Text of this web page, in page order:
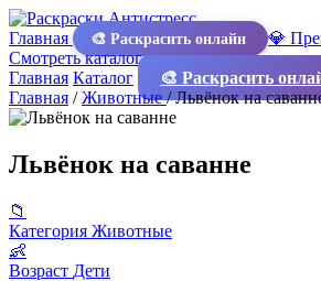
Главная 🎨 Раскрасить онлайн
💎
Смотреть каталог
Главная Каталог 🎨 Раскрасить
Главная /Животные/Львёнок на
Львёнок на саванне
📁
Категория Животные
👶
Возраст Дети